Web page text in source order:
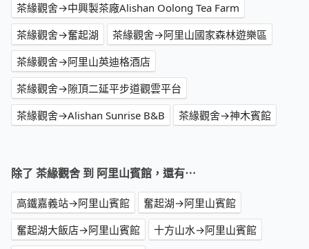
茶緣觀舍→中興製茶廠Alishan Oolong Tea Farm
茶緣觀舍→奮起湖
茶緣觀舍→阿里山國家森林遊樂區
茶緣觀舍→阿里山英迪格酒店
茶緣觀舍→隙頂二延平步道觀雲平台
茶緣觀舍→Alishan Sunrise B&B
茶緣觀舍→神木賓館
除了 茶緣觀舍 到 阿里山賓館，還有⋯
高鐵嘉義站→阿里山賓館
奮起湖→阿里山賓館
奮起湖大飯店→阿里山賓館
十方山水→阿里山賓館